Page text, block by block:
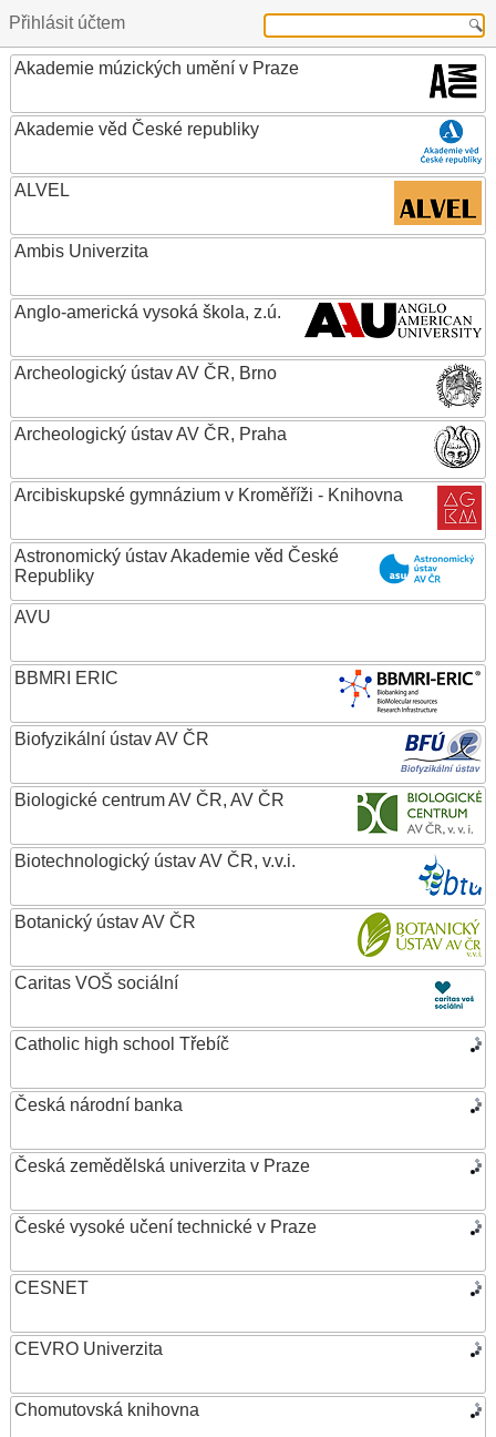
Přihlásit účtem
Akademie múzických umění v Praze
Akademie věd České republiky
ALVEL
Ambis Univerzita
Anglo-americká vysoká škola, z.ú.
Archeologický ústav AV ČR, Brno
Archeologický ústav AV ČR, Praha
Arcibiskupské gymnázium v Kroměříži - Knihovna
Astronomický ústav Akademie věd České
Republiky
AVU
BBMRI ERIC
Biofyzikální ústav AV ČR
Biologické centrum AV ČR, AV ČR
Biotechnologický ústav AV ČR, v.v.i.
Botanický ústav AV ČR
Caritas VOŠ sociální
Catholic high school Třebíč
Česká národní banka
Česká zemědělská univerzita v Praze
České vysoké učení technické v Praze
CESNET
CEVRO Univerzita
Chomutovská knihovna